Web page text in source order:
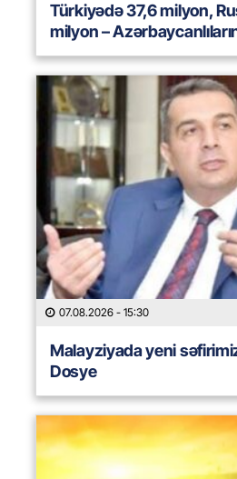
Türkiyədə 37,6 milyon,
milyon –
07.08.2026 - 15:30
Malayziyada yeni
Dosye